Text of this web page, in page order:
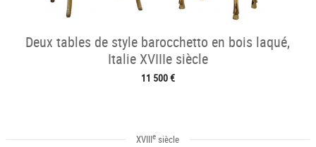
Deux tables de style barocchetto en bois laqué,
Italie XVIIIe siècle
11 500 €
XVIIIe siècle